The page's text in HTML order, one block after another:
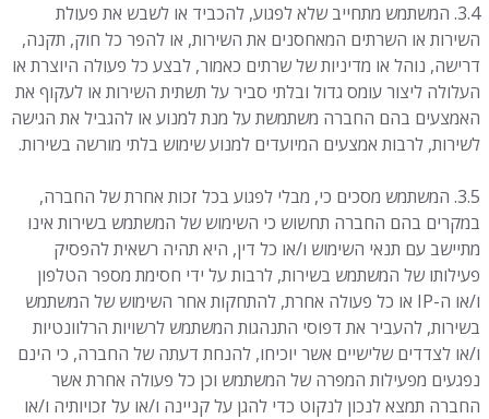
3.4. המשתמש מתחייב שלא לפגוע, להכביד או לשבש את פעולת
השירות או השרתים המאחסנים את השירות, או להפר כל חוק, תקנה,
דרישה, נוהל או מדיניות של שרתים כאמור, לבצע כל פעולה היוצרת או
העלולה ליצור עומס גדול ובלתי סביר על תשתית השירות או לעקוף את
האמצעים בהם החברה משתמשת על מנת למנוע או להגביל את הגישה
לשירות, לרבות אמצעים המיועדים למנוע שימוש בלתי מורשה בשירות.
3.5. המשתמש מסכים כי, מבלי לפגוע בכל זכות אחרת של החברה,
במקרים בהם החברה תחשוש כי השימוש של המשתמש בשירות אינו
מתיישב עם תנאי השימוש ו/או כל דין, היא תהיה רשאית להפסיק
פעילותו של המשתמש בשירות, לרבות על ידי חסימת מספר הטלפון
ו/או ה-IP או כל פעולה אחרת, להתחקות אחר השימוש של המשתמש
בשירות, להעביר את דפוסי התנהגות המשתמש לרשויות הרלוונטיות
ו/או לצדדים שלישיים אשר יוכיחו, להנחת דעתה של החברה, כי הינם
נפגעים מפעילות המפרה של המשתמש וכן כל פעולה אחרת אשר
החברה תמצא לנכון לנקוט כדי להגן על קניינה ו/או על זכויותיה ו/או